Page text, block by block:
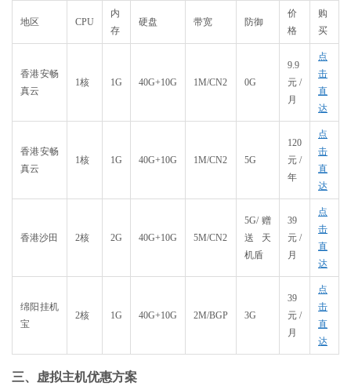
地区 CPU
内
存
硬盘 带宽 防御
价
格
购
买
香港安畅
真云
1核 1G 40G+10G 1M/CN2 0G
9.9
元/
月
点
击
直
达
香港安畅
真云
1核 1G 40G+10G 1M/CN2 5G
120
元/
年
点
击
直
达
香港沙田 2核 2G 40G+10G 5M/CN2
5G/赠
送天
机盾
39
元/
月
点
击
直
达
绵阳挂机
宝
2核 1G 40G+10G 2M/BGP 3G
39
元/
月
点
击
直
达
三、虚拟主机优惠方案